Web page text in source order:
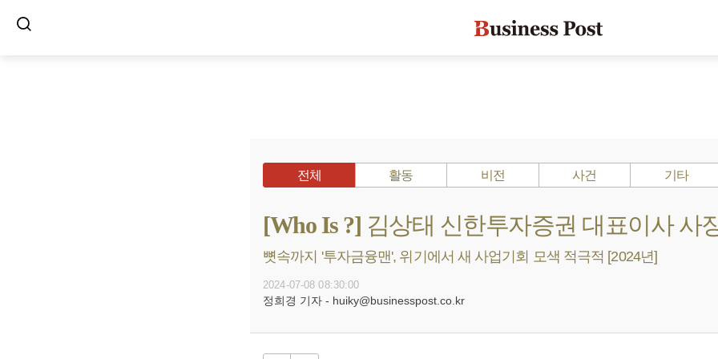
전체 활동 비전 사건 기타
[Who Is ?] 김상태 신한투자증권 대표이사 사
뼛속까지 '투자금융맨', 위기에서 새 사업기회 모색 적극적 [2024년]
2024-07-08 08:30:00
정희경 기자 - huiky@businesspost.co.kr